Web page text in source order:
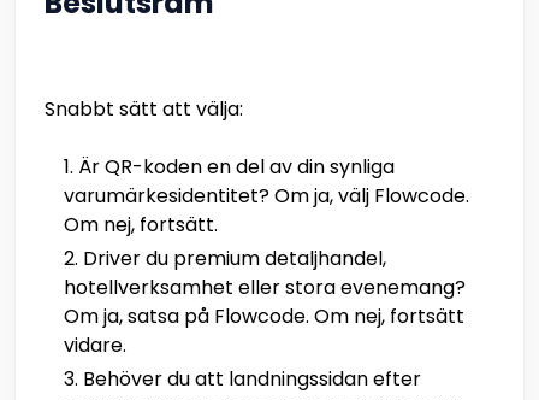
Snabbt sätt att välja:
Är QR-koden en del av din synliga
varumärkesidentitet? Om ja, välj Flowcode.
Om nej, fortsätt.
Driver du premium detaljhandel,
hotellverksamhet eller stora evenemang?
Om ja, satsa på Flowcode. Om nej, fortsätt
vidare.
Behöver du att landningssidan efter